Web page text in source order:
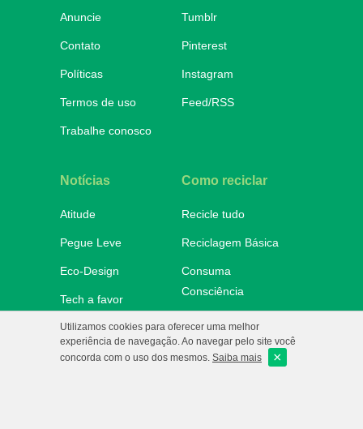
Anuncie
Contato
Políticas
Termos de uso
Trabalhe conosco
Tumblr
Pinterest
Instagram
Feed/RSS
Notícias
Atitude
Pegue Leve
Eco-Design
Tech a favor
No Mundo
e-Ba!
Como reciclar
Recicle tudo
Reciclagem Básica
Consuma
Consciência
Onde descartar
Utilizamos cookies para oferecer uma melhor
experiência de navegação. Ao navegar pelo site você
concorda com o uso dos mesmos. Saiba mais ×